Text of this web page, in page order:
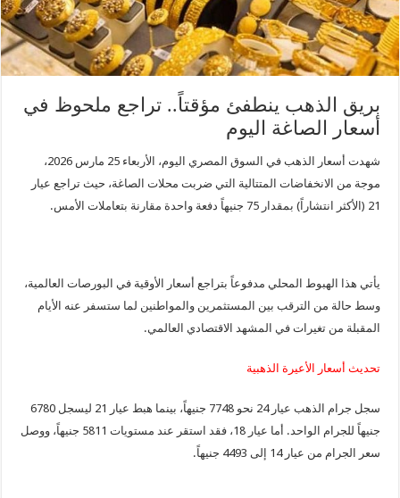
بريق الذهب ينطفئ مؤقتاً.. تراجع ملحوظ في
أسعار الصاغة اليوم
شهدت أسعار الذهب في السوق المصري اليوم، الأربعاء 25 مارس 2026،
موجة من الانخفاضات المتتالية التي ضربت محلات الصاغة، حيث تراجع عيار
21 (الأكثر انتشاراً) بمقدار 75 جنيهاً دفعة واحدة مقارنة بتعاملات الأمس.
يأتي هذا الهبوط المحلي مدفوعاً بتراجع أسعار الأوقية في البورصات العالمية،
وسط حالة من الترقب بين المستثمرين والمواطنين لما ستسفر عنه الأيام
المقبلة من تغيرات في المشهد الاقتصادي العالمي.
تحديث أسعار الأعيرة الذهبية
سجل جرام الذهب عيار 24 نحو 7748 جنيهاً، بينما هبط عيار 21 ليسجل 6780
جنيهاً للجرام الواحد. أما عيار 18، فقد استقر عند مستويات 5811 جنيهاً، ووصل
سعر الجرام من عيار 14 إلى 4493 جنيهاً.